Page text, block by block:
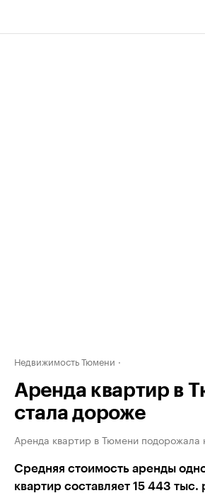
Недвижимость Тюмени
Аренда квартир в
стала дороже
Аренда квартир в Тюмени подорожала
Средняя стоимость аренды
квартир составляет 15 443 тыс.